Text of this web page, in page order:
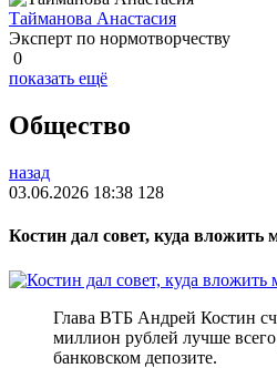
Тайманова Анастасия
Эксперт по нормотворчеству
0
показать ещё
Общество
назад
03.06.2026 18:38 128
Костин дал совет, куда вложить
Глава ВТБ Андрей Костин
миллион рублей лучше всего
банковском депозите.